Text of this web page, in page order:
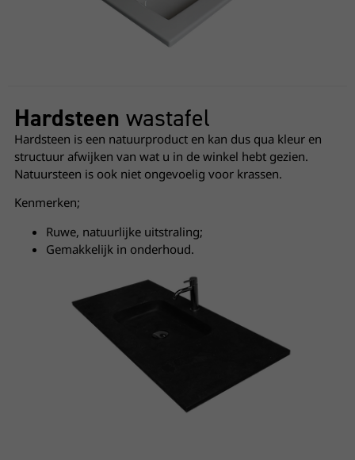
Hardsteen wastafel
Hardsteen is een natuurproduct en kan dus qua kleur en
structuur afwijken van wat u in de winkel hebt gezien.
Natuursteen is ook niet ongevoelig voor krassen.
Kenmerken;
Ruwe, natuurlijke uitstraling;
Gemakkelijk in onderhoud.